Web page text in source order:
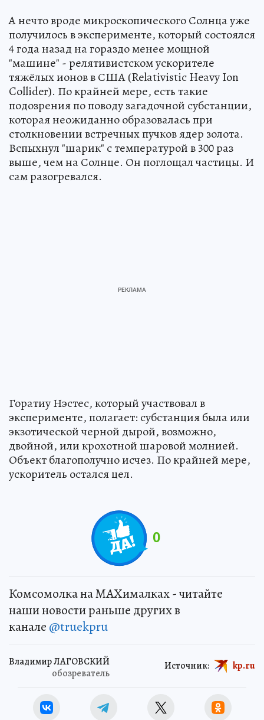
А нечто вроде микроскопического Солнца уже
получилось в эксперименте, который состоялся
4 года назад на гораздо менее мощной
"машине" - релятивистском ускорителе
тяжёлых ионов в США (Relativistic Heavy Ion
Collider). По крайней мере, есть такие
подозрения по поводу загадочной субстанции,
которая неожиданно образовалась при
столкновении встречных пучков ядер золота.
Вспыхнул "шарик" с температурой в 300 раз
выше, чем на Солнце. Он поглощал частицы. И
сам разогревался.
Горатиу Нэстес, который участвовал в
эксперименте, полагает: субстанция была или
экзотической черной дырой, возможно,
двойной, или крохотной шаровой молнией.
Объект благополучно исчез. По крайней мере,
ускоритель остался цел.
0
Комсомолка на MAXималках - читайте
наши новости раньше других в
канале @truekpru
Владимир ЛАГОВСКИЙ
обозреватель
Источник: kp.ru